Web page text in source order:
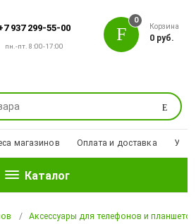
937 299-55-00
пн.-пт. 8:00-17:00
Поиск
0
Корзина
0 руб.
магазинов Оплата и доставка
Каталог
Аксессуары для телефонов и планшетов